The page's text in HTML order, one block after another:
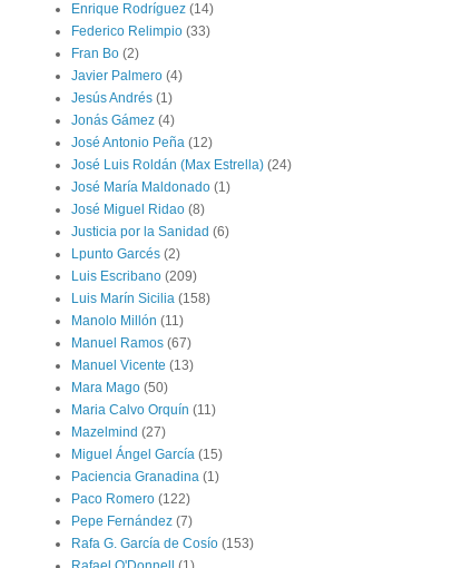
Enrique Rodríguez (14)
Federico Relimpio (33)
Fran Bo (2)
Javier Palmero (4)
Jesús Andrés (1)
Jonás Gámez (4)
José Antonio Peña (12)
José Luis Roldán (Max Estrella) (24)
José María Maldonado (1)
José Miguel Ridao (8)
Justicia por la Sanidad (6)
Lpunto Garcés (2)
Luis Escribano (209)
Luis Marín Sicilia (158)
Manolo Millón (11)
Manuel Ramos (67)
Manuel Vicente (13)
Mara Mago (50)
Maria Calvo Orquín (11)
Mazelmind (27)
Miguel Ángel García (15)
Paciencia Granadina (1)
Paco Romero (122)
Pepe Fernández (7)
Rafa G. García de Cosío (153)